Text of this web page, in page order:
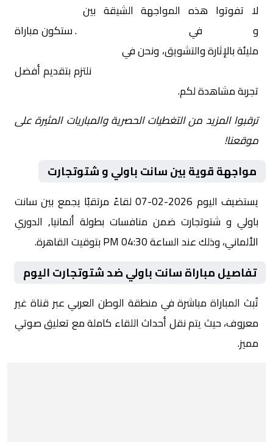
لا تفوتوا هذه المواجهة الشيقة بين
و
في
. ستكون مباراة
مليئة بالإثارة والتشويق، ونحن في
نلتزم بتقديم أفضل
تجربة مشاهدة لكم.
ترقبوا المزيد من التغطيات الحصرية والمباريات المثيرة على
موقعنا!
مواجهة قوية بين سانت باولي و شتوتجارت
يستضيف اليوم 2026-02-07 لقاءً مرتقبًا يجمع بين سانت
باولي و شتوتجارت ضمن منافسات بطولة ألمانيا, الدوري
الألماني، وذلك عند الساعة 04:30 PM بتوقيت القاهرة.
تفاصيل مباراة سانت باولي ضد شتوتجارت اليوم
تُبث المباراة مباشرة في منطقة الوطن العربي عبر قناة غير
معروف، حيث يتم نقل أحداث اللقاء كاملة مع تعليق صوتي
مميز.